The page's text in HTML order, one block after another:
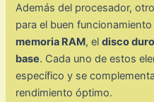
Además del procesador,
para el buen
memoria RAM, eldisco duro
base. Cada uno de estos
específico y se
rendimiento óptimo.